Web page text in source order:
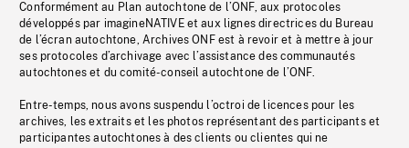
Conformément au Plan autochtone de l’ONF, aux protocoles
développés par imagineNATIVE et aux lignes directrices du Bureau
de l’écran autochtone, Archives ONF est à revoir et à mettre à jour
ses protocoles d’archivage avec l’assistance des communautés
autochtones et du comité-conseil autochtone de l’ONF.
Entre-temps, nous avons suspendu l’octroi de licences pour les
archives, les extraits et les photos représentant des participants et
participantes autochtones à des clients ou clientes qui ne